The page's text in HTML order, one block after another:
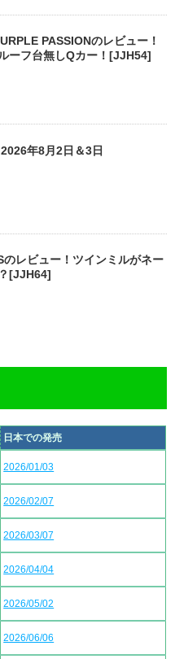
PASSIONのレビュー！
ーフ台無しQカー！[JJH54]
年8月2日＆3日
のレビュー！ツインミルがネー
[JJH64]
日本での発売
2026/01/03
2026/02/07
2026/03/07
2026/04/04
2026/05/02
2026/06/06